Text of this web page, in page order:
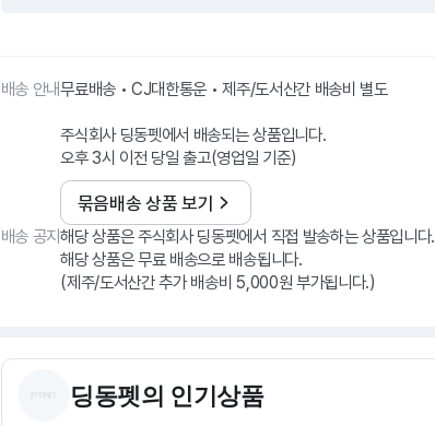
배송 안내무료배송 • CJ대한통운 • 제주/도서산간 배송비 별도
주식회사 딩동펫에서 배송되는 상품입니다.
오후 3시 이전 당일 출고(영업일 기준)
묶음배송 상품 보기
배송 공지해당 상품은 주식회사 딩동펫에서 직접 발송하는 상품입니다.
해당 상품은 무료 배송으로 배송됩니다.
딩동펫의 인기상품